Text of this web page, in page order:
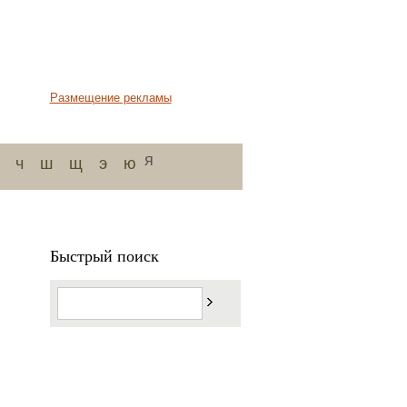
Размещение рекламы
ч ш щ э ю я
Быстрый поиск